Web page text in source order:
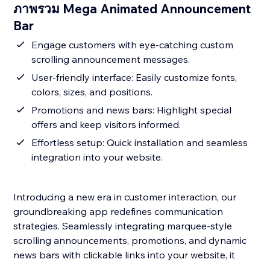
ภาพรวม Mega Animated Announcement
Bar
Engage customers with eye-catching custom
scrolling announcement messages.
User-friendly interface: Easily customize fonts,
colors, sizes, and positions.
Promotions and news bars: Highlight special
offers and keep visitors informed.
Effortless setup: Quick installation and seamless
integration into your website.
Introducing a new era in customer interaction, our
groundbreaking app redefines communication
strategies. Seamlessly integrating marquee-style
scrolling announcements, promotions, and dynamic
news bars with clickable links into your website, it